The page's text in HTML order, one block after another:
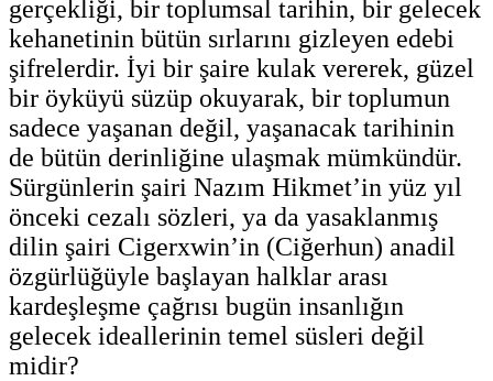
gerçekliği, bir toplumsal tarihin, bir gelecek
kehanetinin bütün sırlarını gizleyen edebi
şifrelerdir. İyi bir şaire kulak vererek, güzel
bir öyküyü süzüp okuyarak, bir toplumun
sadece yaşanan değil, yaşanacak tarihinin
de bütün derinliğine ulaşmak mümkündür.
Sürgünlerin şairi Nazım Hikmet’in yüz yıl
önceki cezalı sözleri, ya da yasaklanmış
dilin şairi Cigerxwin’in (Ciğerhun) anadil
özgürlüğüyle başlayan halklar arası
kardeşleşme çağrısı bugün insanlığın
gelecek ideallerinin temel süsleri değil
midir?